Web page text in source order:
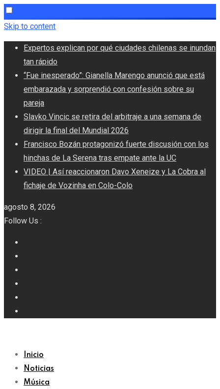
Skip to content
Expertos explican por qué ciudades chilenas se inundan
tan rápido
“Fue inesperado”: Gianella Marengo anunció que está
embarazada y sorprendió con confesión sobre su
pareja
Slavko Vincic se retira del arbitraje a una semana de
dirigir la final del Mundial 2026
Francisco Bozán protagonizó fuerte discusión con los
hinchas de La Serena tras empate ante la UC
VIDEO | Así reaccionaron Davo Xeneize y La Cobra al
fichaje de Vozinha en Colo-Colo
agosto 8, 2026
Follow Us :
Inicio
Noticias
Música